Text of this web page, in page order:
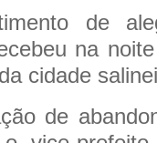
de
na
cidade
de